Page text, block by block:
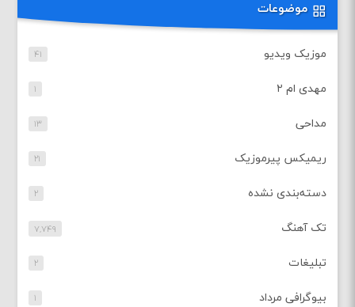
موضوعات
موزیک ویدیو ۴۱
مهدی ام ۲ ۱
مداحی ۱۳
ریمیکس پیرموزیک ۲۱
دسته‌بندی نشده ۲
تک آهنگ ۷,۷۴۹
تبلیغات ۲
بیوگرافی مرداد ۱